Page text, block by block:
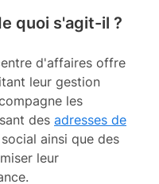
quoi s'agit-il ?
d'affaires offre
leur gestion
les
des adresses de
ainsi que des
leur